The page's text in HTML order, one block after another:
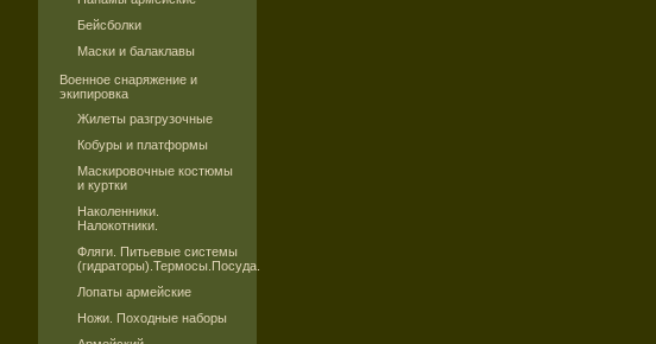
Бейсболки
Маски и балаклавы
Военное снаряжение и
экипировка
Жилеты разгрузочные
Кобуры и платформы
Маскировочные костюмы
и куртки
Наколенники.
Налокотники.
Фляги. Питьевые системы
(гидраторы).Термосы.Посуда.
Лопаты армейские
Ножи. Походные наборы